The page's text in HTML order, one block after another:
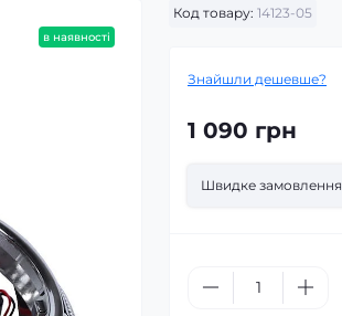
в наявності
Код товару: 14123-05
Знайшли дешевше?
1 090 грн
Швидке замовлення